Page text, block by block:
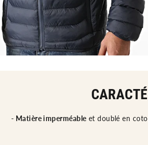
- Matière imperméable et doublé en